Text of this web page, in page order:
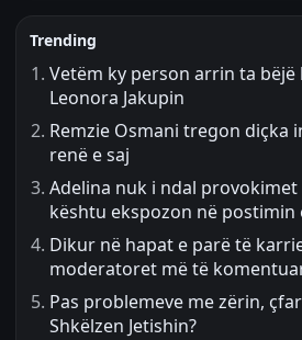
Trending
Vetëm ky person arrin ta
Leonora Jakupin
Remzie Osmani tregon diçka
renë e saj
Adelina nuk i ndal
kështu ekspozon në
Dikur në hapat e parë të
moderatoret më të
Pas problemeve me zërin,
Shkëlzen Jetishin?